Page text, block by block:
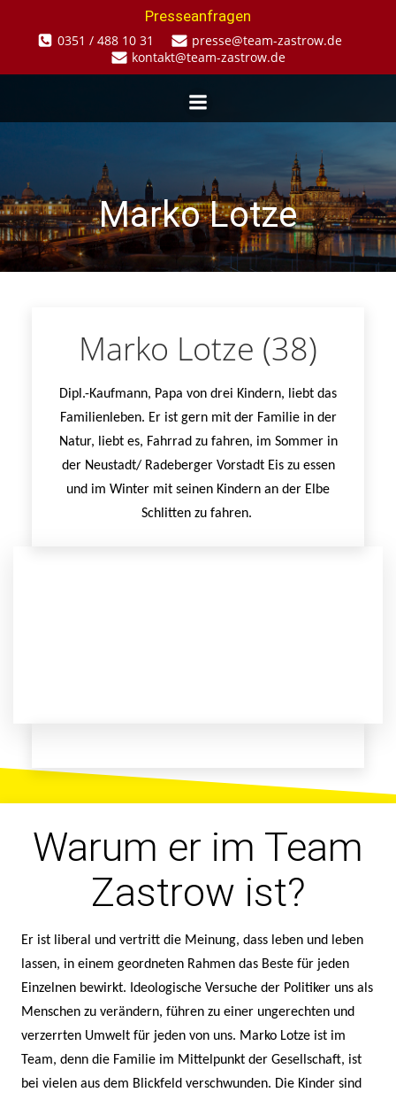
Zum
springen
Presseanfragen
0351 / 488 10 31
presse@team-zastrow.de
kontakt@team-zastrow.de
Marko Lotze
Marko Lotze (38)
Dipl.-Kaufmann, Papa von drei Kindern, liebt das
Familienleben. Er ist gern mit der Familie in der
Natur, liebt es, Fahrrad zu fahren, im Sommer in
der Neustadt/ Radeberger Vorstadt Eis zu essen
und im Winter mit seinen Kindern an der Elbe
Schlitten zu fahren.
Warum er im Team
Zastrow ist?
Er ist liberal und vertritt die Meinung, dass leben und leben
lassen, in einem geordneten Rahmen das Beste für jeden
Einzelnen bewirkt. Ideologische Versuche der Politiker uns als
Menschen zu verändern, führen zu einer ungerechten und
verzerrten Umwelt für jeden von uns. Marko Lotze ist im
Team, denn die Familie im Mittelpunkt der Gesellschaft, ist
bei vielen aus dem Blickfeld verschwunden. Die Kinder sind